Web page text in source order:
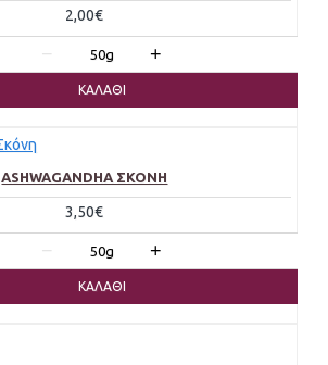
2,00€
− 50g +
ΚΑΛΆΘΙ
ASHWAGANDHA ΣΚΌΝΗ
3,50€
− 50g +
ΚΑΛΆΘΙ